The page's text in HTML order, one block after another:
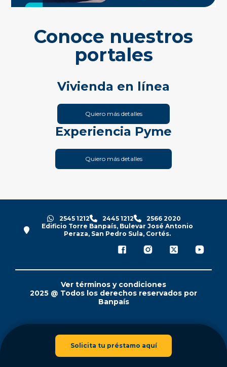
Solicita tu préstamo aquí
Conoce nuestros
portales
Vivienda en línea
Quiero más detalles
Experiencia Pyme
Quiero más detalles
2545 1212 2445 1212
2566 2020
Edificio Torre Banpaís, Bulevar José Antonio
Peraza, San Pedro Sula, Cortés.
Ver términos y condiciones
2025 @ Todos los derechos reservados por
Banpaís